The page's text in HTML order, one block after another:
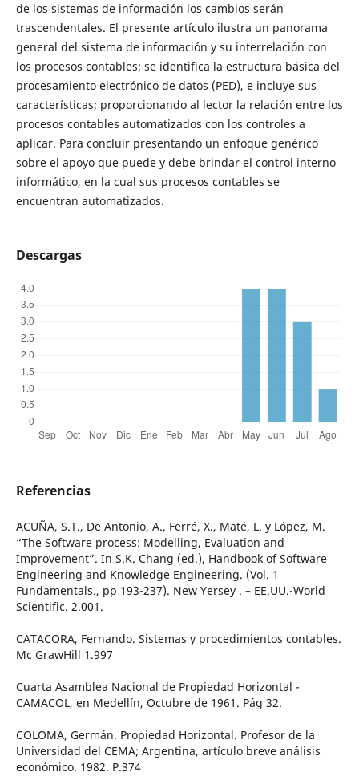
de los sistemas de información los cambios serán
trascendentales. El presente artículo ilustra un panorama
general del sistema de información y su interrelación con
los procesos contables; se identifica la estructura básica del
procesamiento electrónico de datos (PED), e incluye sus
características; proporcionando al lector la relación entre los
procesos contables automatizados con los controles a
aplicar. Para concluir presentando un enfoque genérico
sobre el apoyo que puede y debe brindar el control interno
informático, en la cual sus procesos contables se
encuentran automatizados.
Descargas
Referencias
ACUÑA, S.T., De Antonio, A., Ferré, X., Maté, L. y López, M.
“The Software process: Modelling, Evaluation and
Improvement”. In S.K. Chang (ed.), Handbook of Software
Engineering and Knowledge Engineering. (Vol. 1
Fundamentals., pp 193-237). New Yersey . – EE.UU.-World
Scientific. 2.001.
CATACORA, Fernando. Sistemas y procedimientos contables.
Mc GrawHill 1.997
Cuarta Asamblea Nacional de Propiedad Horizontal -
CAMACOL, en Medellín, Octubre de 1961. Pág 32.
COLOMA, Germán. Propiedad Horizontal. Profesor de la
Universidad del CEMA; Argentina, artículo breve análisis
económico. 1982. P.374